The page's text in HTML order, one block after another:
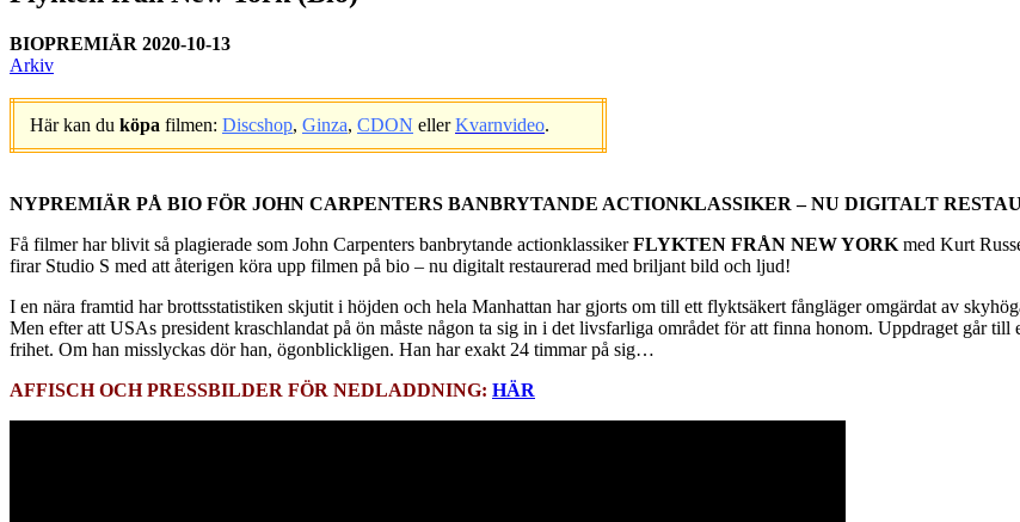
BIOPREMIÄR 2020-10-13
Arkiv
Här kan du köpa filmen: Discshop, Ginza, CDON ellerKvarnvideo.
NYPREMIÄR PÅ BIO FÖR JOHN CARPENTERS BANBRYTANDE ACTIONKLASSIKER – NU DIGITALT
Få filmer har blivit så plagierade som John Carpenters banbrytande actionklassikerFLYKTEN FRÅN NEW YORK med Kurt
firar Studio S med att återigen köra upp filmen på bio – nu digitalt restaurerad med briljant bild och ljud!
I en nära framtid har brottsstatistiken skjutit i höjden och hela Manhattan har gjorts om till ett flyktsäkert fångläger omgärdat av
Men efter att USAs president kraschlandat på ön måste någon ta sig in i det livsfarliga området för att finna honom. Uppdraget går
frihet. Om han misslyckas dör han, ögonblickligen. Han har exakt 24 timmar på sig…
AFFISCH OCH PRESSBILDER FÖR NEDLADDNING: HÄR